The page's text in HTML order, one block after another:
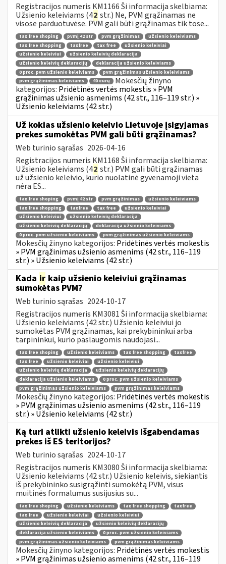
Registracijos numeris KM1166 Ši informacija skelbiama:
Užsienio keleiviams (42 str.) Ne, PVM grąžinamas ne
visose parduotuvėse. PVM gali būti grąžinamas tik tose...
tax free shoping pvmį 42 str pvm grąžinimas
užsienio keleiviams
tax free shopping
taxfree tax free
užsienio keleiviai
užsienio keleiviui
užsienio keleivių deklaracija
užsienio keleivių deklaracijų
deklaracija užsienio keleiviams
0 proc. pvm užsienio keleiviams
pvm grąžinimas užsienio keleiviams
pvm grąžinimas keleiviams
40 eurų
Mokesčių žinyno
kategorijos: Pridėtinės vertės mokestis » PVM
grąžinimas užsienio asmenims (42 str., 116–119 str.) »
Užsienio keleiviams (42 str.)
Už kokias užsienio keleivio Lietuvoje įsigyjamas
prekes sumokėtas PVM gali būti grąžinamas?
Web turinio sąrašas 2026-04-16
Registracijos numeris KM1168 Ši informacija skelbiama:
Užsienio keleiviams (42 str.) PVM gali būti grąžinamas
už užsienio keleivio, kurio nuolatinė gyvenamoji vieta
nėra ES...
tax free shoping pvmį 42 str pvm grąžinimas
užsienio keleiviams
tax free shopping
taxfree tax free
užsienio keleiviai
užsienio keleiviui
užsienio keleivių deklaracija
užsienio keleivių deklaracijų
deklaracija užsienio keleiviams
0 proc. pvm užsienio keleiviams
pvm grąžinimas užsienio keleiviams
Mokesčių žinyno kategorijos: Pridėtinės vertės mokestis
» PVM grąžinimas užsienio asmenims (42 str., 116–119
str.) » Užsienio keleiviams (42 str.)
Kada ir kaip užsienio keleiviui grąžinamas
sumokėtas PVM?
Web turinio sąrašas 2024-10-17
Registracijos numeris KM3081 Ši informacija skelbiama:
Užsienio keleiviams (42 str.) Užsienio keleiviui jo
sumokėtas PVM grąžinamas, kai prekybininkui arba
tarpininkui, kurio paslaugomis naudojasi...
tax free shoping užsienio keleiviams tax free shopping
taxfree
tax free
užsienio keleiviai
užsienio keleiviui
užsienio keleivių deklaracija
užsienio keleivių deklaracijų
deklaracija užsienio keleiviams
0 proc. pvm užsienio keleiviams
pvm grąžinimas užsienio keleiviams
pvm grąžinimas keleiviams
Mokesčių žinyno kategorijos: Pridėtinės vertės mokestis
» PVM grąžinimas užsienio asmenims (42 str., 116–119
str.) » Užsienio keleiviams (42 str.)
Ką turi atlikti užsienio keleivis išgabendamas
prekes iš ES teritorijos?
Web turinio sąrašas 2024-10-17
Registracijos numeris KM3080 Ši informacija skelbiama:
Užsienio keleiviams (42 str.) Užsienio keleivis, siekiantis
iš prekybininko susigrąžinti sumokėtą PVM, visus
muitinės formalumus susijusius su...
tax free shoping užsienio keleiviams tax free shopping
taxfree
tax free
užsienio keleiviai
užsienio keleiviui
užsienio keleivių deklaracija
užsienio keleivių deklaracijų
deklaracija užsienio keleiviams
0 proc. pvm užsienio keleiviams
pvm grąžinimas užsienio keleiviams
pvm grąžinimas keleiviams
Mokesčių žinyno kategorijos: Pridėtinės vertės mokestis
» PVM grąžinimas užsienio asmenims (42 str., 116–119